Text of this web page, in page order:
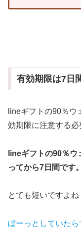
有効期限は7日
lineギフトの90％
効期限に注意する必
lineギフトの90％ウ
ってから7日間です。
とても短いですよね
ぼーっとしていた